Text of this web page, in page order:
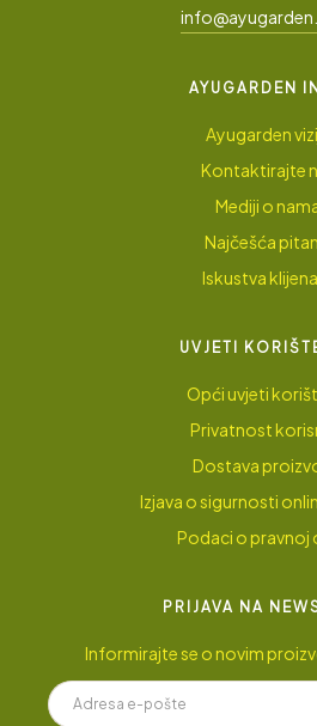
AYUGARDEN
Ayugarden
Kontaktirajte
Mediji o
Najčešća
Iskustva
UVJETI
Opći uvjeti
Privatnost
Dostava
Izjava o sigurnosti
Podaci o pravnoj
PRIJAVA NA
Informirajte se o novim